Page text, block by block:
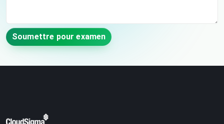
Soumettre pour examen